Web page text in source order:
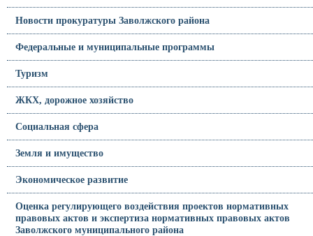
Новости прокуратуры Заволжского района
Федеральные и муниципальные программы
Туризм
ЖКХ, дорожное хозяйство
Социальная сфера
Земля и имущество
Экономическое развитие
Оценка регулирующего воздействия проектов нормативных
правовых актов и экспертиза нормативных правовых актов
Заволжского муниципального района